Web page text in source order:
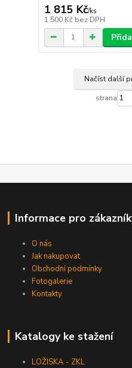
1 815 Kč/ks
1 500 Kč bez DPH
Načíst další
strana
Informace pro
O nás
Jak nakupovat
Obchodní podmínky
Fotogalerie
Kontakty
Katalogy ke stažení
LOŽISKA - ZKL